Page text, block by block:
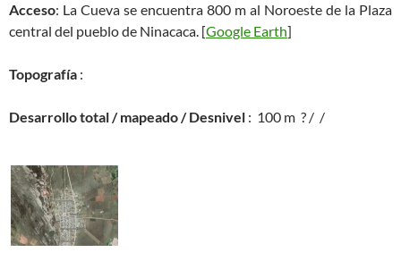
Acceso: La Cueva se encuentra 800 m al Noroeste de la Plaza
central del pueblo de Ninacaca. [Google Earth]
Topografía :
Desarrollo total / mapeado / Desnivel : 100 m ? / /